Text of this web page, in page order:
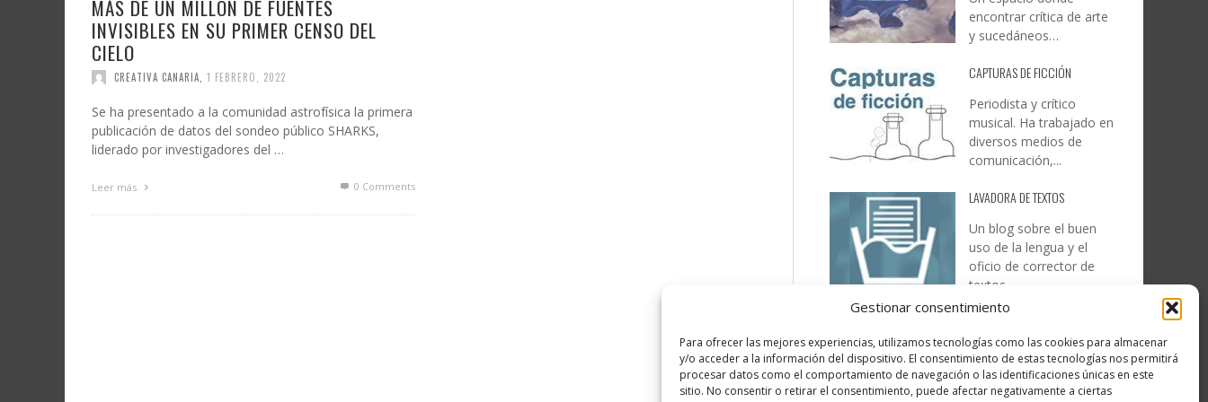
Gestionar consentimiento
Para ofrecer las mejores experiencias, utilizamos tecnologías como las cookies para almacenar
y/o acceder a la información del dispositivo. El consentimiento de estas tecnologías nos permitirá
procesar datos como el comportamiento de navegación o las identificaciones únicas en este
sitio. No consentir o retirar el consentimiento, puede afectar negativamente a ciertas
MÁS DE UN MILLÓN DE FUENTES
INVISIBLES EN SU PRIMER CENSO DEL
CIELO
CREATIVA CANARIA 1 FEBRERO, 2022
Se ha presentado a la comunidad astrofísica la primera
publicación de datos del sondeo público SHARKS,
liderado por investigadores del …
Leer más 0 Comments
encontrar crítica de arte
y sucedáneos…
CAPTURAS DE FICCIÓN
Periodista y crítico
musical. Ha trabajado en
diversos medios de
comunicación,...
LAVADORA DE TEXTOS
Un blog sobre el buen
uso de la lengua y el
oficio de corrector de
textos…
…la realidad, es que cada
día es más complicado
realizar esos temas…